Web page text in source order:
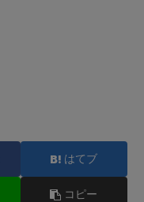
はてブ
コピー